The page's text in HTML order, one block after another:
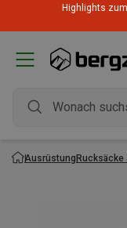
Highlights
AusrüstungRucksäcke